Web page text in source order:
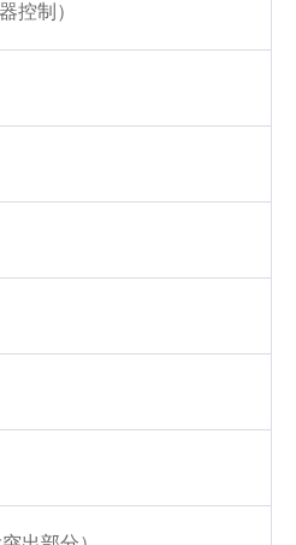
控制）